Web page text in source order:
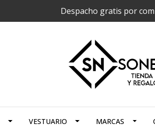
Despacho gratis por
VESTUARIO MARCAS